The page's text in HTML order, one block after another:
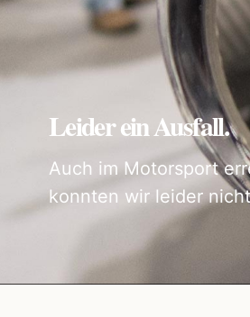
Leider ein Ausfall.
Auch im Motorsport
konnten wir leider